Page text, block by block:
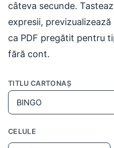
câteva secunde.
expresii,
ca PDF pregătit pentru
fără cont.
TITLU CARTONAȘ
CELULE